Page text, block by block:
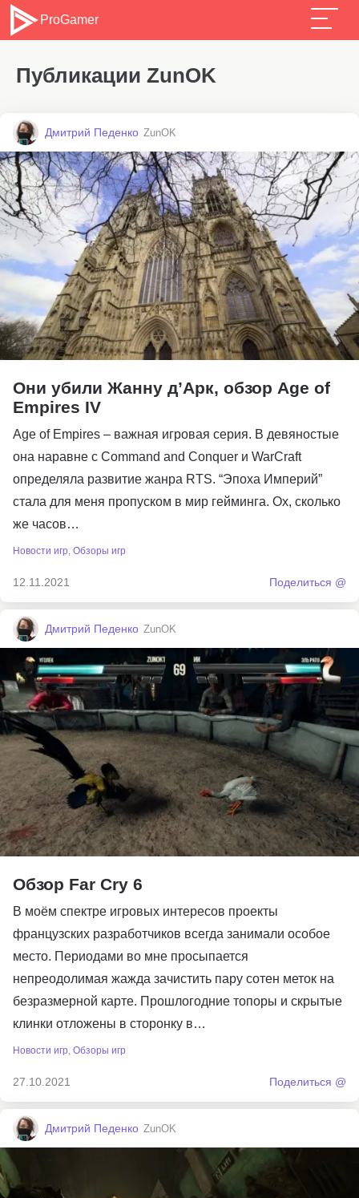
ProGamer
Публикации ZunOK
Дмитрий Педенко ZunOK
Они убили Жанну д’Арк, обзор Age of
Empires IV
Age of Empires – важная игровая серия. В девяностые
она наравне с Command and Conquer и WarCraft
определяла развитие жанра RTS. “Эпоха Империй”
стала для меня пропуском в мир гейминга. Ох, сколько
же часов…
Новости игр Обзоры игр
12.11.2021 Поделиться @
Дмитрий Педенко ZunOK
Обзор Far Cry 6
В моём спектре игровых интересов проекты
французских разработчиков всегда занимали особое
место. Периодами во мне просыпается
непреодолимая жажда зачистить пару сотен меток на
безразмерной карте. Прошлогодние топоры и скрытые
клинки отложены в сторонку в…
Новости игр Обзоры игр
27.10.2021 Поделиться @
Дмитрий Педенко ZunOK